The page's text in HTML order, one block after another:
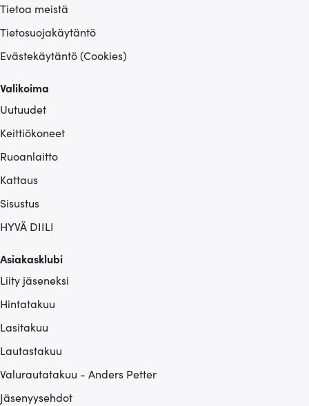
Tietoa meistä
Tietosuojakäytäntö
Evästekäytäntö (Cookies)
Valikoima
Uutuudet
Keittiökoneet
Ruoanlaitto
Kattaus
Sisustus
HYVÄ DIILI
Asiakasklubi
Liity jäseneksi
Hintatakuu
Lasitakuu
Lautastakuu
Valurautatakuu - Anders Petter
Jäsenyysehdot